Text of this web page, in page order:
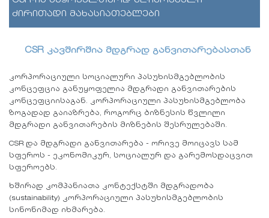
ძირითადი მახასიათებლები
CSR კავშირშია მდგრად განვითარებასთან
კორპორაციული სოციალური პასუხისმგებლობის
კონცეფცია განუყოფელია მდგრადი განვითარების
კონცეფციისაგან. კორპორაციული პასუხისმგებლობა
ზოგადად გაიაზრება, როგორც ბიზნესის წვლილი
მდგრადი განვითარების მიზნების შესრულებაში.
CSR და მდგრადი განვითარება - ორივე მოიცავს სამ
სფეროს - ეკონომიკურ, სოციალურ და გარემოსდაცვით
სფეროებს.
ხშირად კომპანიათა კონტექსტში მდგრადობა
(sustainability) კორპორაციული პასუხისმგებლობის
სინონიმად იხმარება.